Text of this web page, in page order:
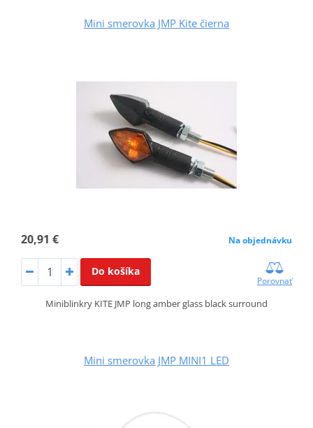
Mini smerovka JMP Kite čierna
20,91 € Na objednávku
Do košíka
Porovnať
Miniblinkry KITE JMP long amber glass black surround
Mini smerovka JMP MINI1 LED